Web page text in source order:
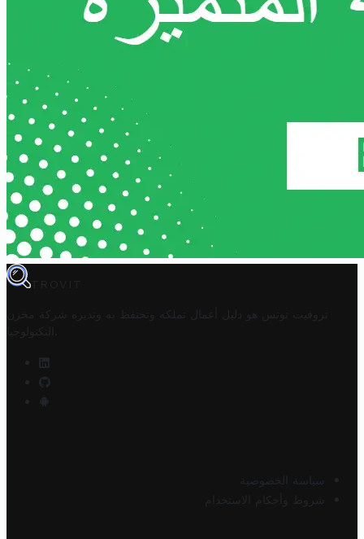
TROVIT
تروفيت تونس هو دليل أعمال تملكه وتحتفظ به وتديره
شركة مخزن
التكنولوجيا
سياسة الخصوصية
شروط وأحكام الاستخدام